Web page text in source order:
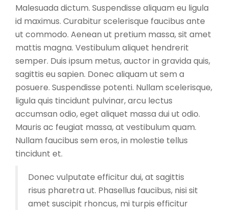
Malesuada dictum. Suspendisse aliquam eu ligula
id maximus. Curabitur scelerisque faucibus ante
ut commodo. Aenean ut pretium massa, sit amet
mattis magna. Vestibulum aliquet hendrerit
semper. Duis ipsum metus, auctor in gravida quis,
sagittis eu sapien. Donec aliquam ut sem a
posuere. Suspendisse potenti. Nullam scelerisque,
ligula quis tincidunt pulvinar, arcu lectus
accumsan odio, eget aliquet massa dui ut odio.
Mauris ac feugiat massa, at vestibulum quam.
Nullam faucibus sem eros, in molestie tellus
tincidunt et.
Donec vulputate efficitur dui, at sagittis
risus pharetra ut. Phasellus faucibus, nisi sit
amet suscipit rhoncus, mi turpis efficitur